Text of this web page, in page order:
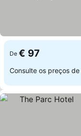
De € 97
Consulte os preços de